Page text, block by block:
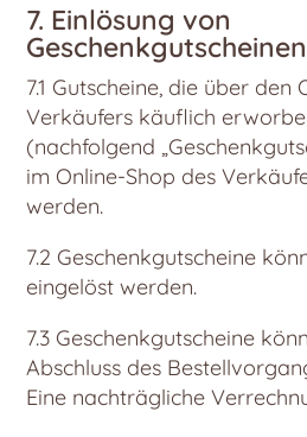
7. Einlösung von
Geschenkgutscheinen
7.1 Gutscheine, die über den
Verkäufers käuflich
(nachfolgend
im Online-Shop des
werden.
7.2 Geschenkgutscheine
eingelöst werden.
7.3 Geschenkgutscheine
Abschluss des
Eine nachträgliche